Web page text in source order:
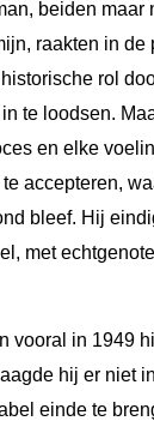
beiden maar
raakten in de
rol
te loodsen.
en elke
accepteren,
bleef. Hij
met
vooral in 1949
hij er niet
einde te